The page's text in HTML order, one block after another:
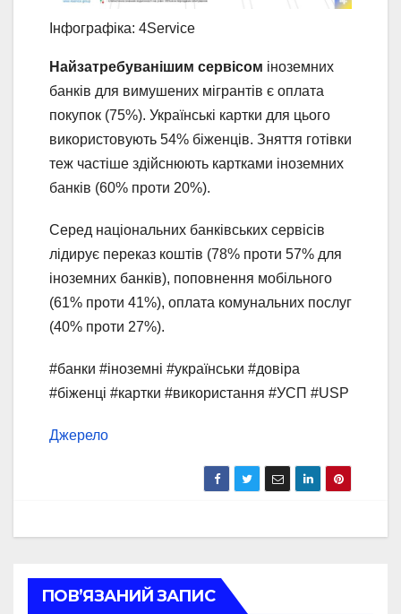
Інфографіка: 4Service
Найзатребуванішим сервісом іноземних
банків для вимушених мігрантів є оплата
покупок (75%). Українські картки для цього
використовують 54% біженців. Зняття готівки
теж частіше здійснюють картками іноземних
банків (60% проти 20%).
Серед національних банківських сервісів
лідирує переказ коштів (78% проти 57% для
іноземних банків), поповнення мобільного
(61% проти 41%), оплата комунальних послуг
(40% проти 27%).
#банки #іноземні #українськи #довіра
#біженці #картки #використання #УСП #USP
Джерело
ПОВ’ЯЗАНИЙ ЗАПИС